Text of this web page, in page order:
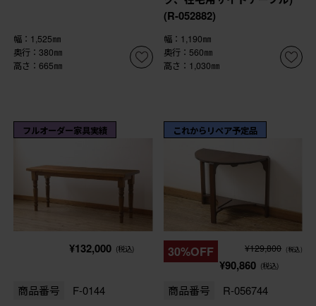
幅：1,525㎜
奥行：380㎜
高さ：665㎜
(R-052882)
幅：1,190㎜
奥行：560㎜
高さ：1,030㎜
フルオーダー家具実績
¥132,000 (税込)
商品番号 F-0144
これからリペア予定品
30%OFF ¥129,800 (税込)
¥90,860 (税込)
商品番号 R-056744